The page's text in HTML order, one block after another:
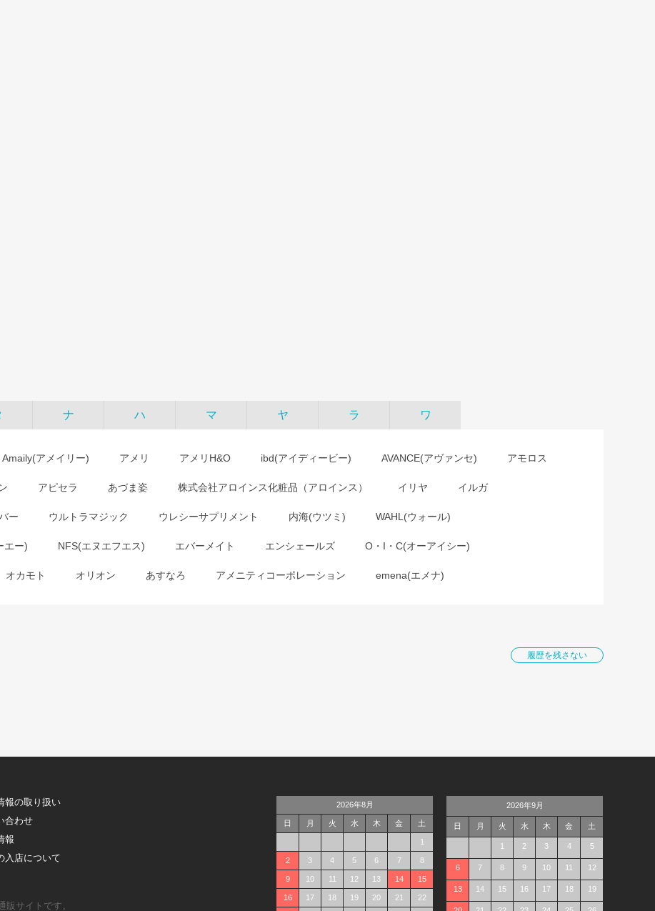
ナ ハ マ ヤ ラ ワ
Amaily(アメイリー) アメリ アメリH&O ibd(アイディービー) AVANCE(アヴァンセ) アモロス
アピセラ あづま姿 株式会社アロインス化粧品（アロインス） イリヤ イルガ
ー ウルトラマジック ウレシーサプリメント 内海(ウツミ) WAHL(ウォール)
エー) NFS(エヌエフエス) エバーメイト エンシェールズ O・I・C(オーアイシー)
オカモト オリオン あすなろ アメニティコーポレーション emena(エメナ)
履歴を残さない
報の取り扱い
合わせ
報
入店について
サイトです。
2026年8月
日 月 火 水 木 金 土
1
2 3 4 5 6 7 8
9 10 11 12 13 14 15
16 17 18 19 20 21 22
2026年9月
日 月 火 水 木 金 土
1 2 3 4 5
6 7 8 9 10 11 12
13 14 15 16 17 18 19